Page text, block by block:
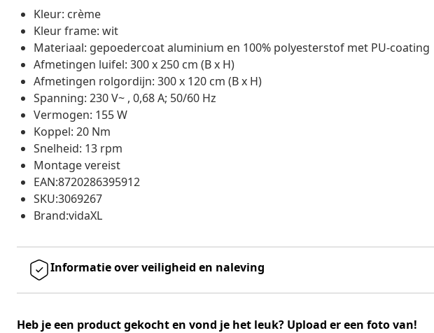
Kleur: crème
Kleur frame: wit
Materiaal: gepoedercoat aluminium en 100% polyesterstof met PU-coating
Afmetingen luifel: 300 x 250 cm (B x H)
Afmetingen rolgordijn: 300 x 120 cm (B x H)
Spanning: 230 V~ , 0,68 A; 50/60 Hz
Vermogen: 155 W
Koppel: 20 Nm
Snelheid: 13 rpm
Montage vereist
EAN:8720286395912
SKU:3069267
Brand:vidaXL
Informatie over veiligheid en naleving
Heb je een product gekocht en vond je het leuk? Upload er een foto van!